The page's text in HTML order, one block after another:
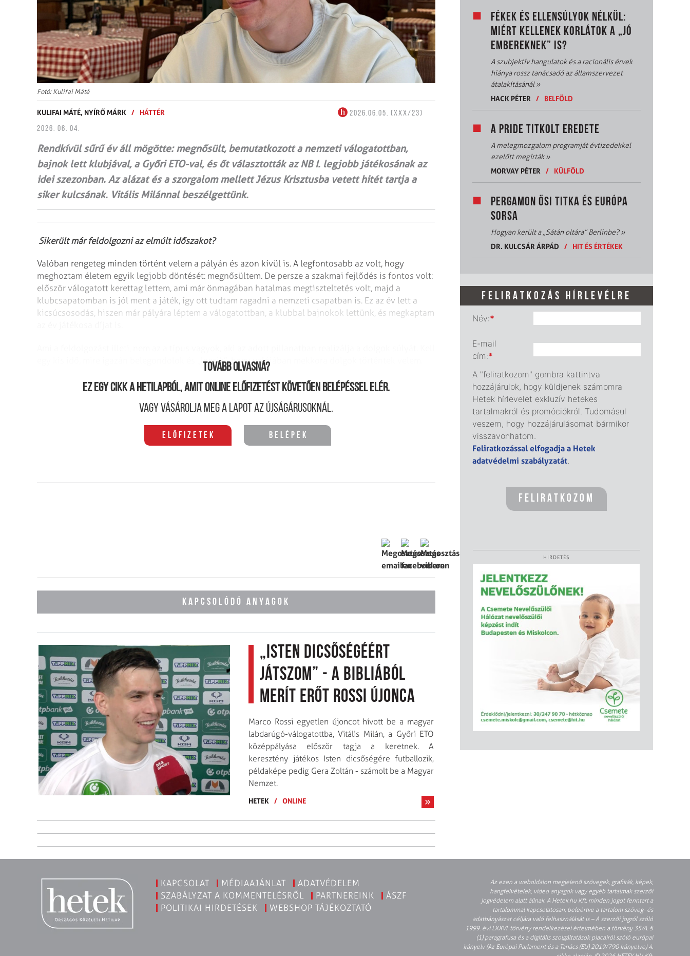
Fotó: Kulifai Máté
KULIFAI MÁTÉ, NYÍRŐ MÁRK / HÁTTÉR
2026.06.05. (XXX/23)
2026. 06. 04.
Rendkívül sűrű év áll mögötte: megnősült, bemutatkozott a nemzeti válogatottban,
bajnok lett klubjával, a Győri ETO-val, és őt választották az NB I. legjobb játékosának az
idei szezonban. Az alázat és a szorgalom mellett Jézus Krisztusba vetett hitét tartja a
siker kulcsának. Vitális Milánnal beszélgettünk.
Sikerült már feldolgozni az elmúlt időszakot?
Valóban rengeteg minden történt velem a pályán és azon kívül is. A legfontosabb az volt, hogy
meghoztam életem egyik legjobb döntését: megnősültem. De persze a szakmai fejlődés is fontos volt:
először válogatott kerettag lettem, ami már önmagában hatalmas megtiszteltetés volt, majd a
klubcsapatomban is jól ment a játék, így ott tudtam ragadni a nemzeti csapatban is. Ez az év lett a
kicsúcsosodás, hiszen már pályára léptem a válogatottban, a klubbal bajnokok lettünk, és megkaptam
egy kis idő, mire igazán belegondolok és „leesik”, hogy valójában mekkora dolgok történtek velem.
Tovább olvasná?
Ez egy cikk a hetilapból, amit online előfizetést követően belépéssel elér.
Vagy vásárolja meg a lapot az újságárusoknál.
Előfizetek Belépek
KAPCSOLÓDÓ ANYAGOK
„Isten dicsőségéért
játszom” - a Bibliából
merít erőt Rossi újonca
Marco Rossi egyetlen újoncot hívott be a magyar
labdarúgó-válogatottba, Vitális Milán, a Győri ETO
középpályása először tagja a keretnek. A
keresztény játékos Isten dicsőségére futballozik,
példaképe pedig Gera Zoltán - számolt be a Magyar
Nemzet.
HETEK / ONLINE
FÉKEK ÉS ELLENSÚLYOK NÉLKÜL:
MIÉRT KELLENEK KORLÁTOK A „JÓ
EMBEREKNEK” IS?
A szubjektív hangulatok és a racionális érvek
hiánya rossz tanácsadó az államszervezet
átalakításánál»
HACK PÉTER
/ BELFÖLD
A PRIDE TITKOLT EREDETE
A melegmozgalom programját évtizedekkel
ezelőtt megírták»
MORVAY PÉTER
/ KÜLFÖLD
PERGAMON ŐSI TITKA ÉS EURÓPA
SORSA
Hogyan került a „Sátán oltára” Berlinbe?»
DR. KULCSÁR ÁRPÁD
/ HIT ÉS ÉRTÉKEK
FELIRATKOZÁS HÍRLEVÉLRE
Név:*
E-mail
cím:*
A "feliratkozom" gombra kattintva
hozzájárulok, hogy küldjenek számomra
Hetek hírlevelet exkluzív hetekes
tartalmakról és promóciókról. Tudomásul
veszem, hogy hozzájárulásomat bármikor
visszavonhatom.
Feliratkozással elfogadja a Hetek
adatvédelmi szabályzatát.
HIRDETÉS
KAPCSOLAT MÉDIAAJÁNLAT
ADATVÉDELEM
SZABÁLYZAT A KOMMENTELÉSRŐL
PARTNEREINK
ÁSZF
POLITIKAI HIRDETÉSEK
WEBSHOP TÁJÉKOZTATÓ
Az ezen a weboldalon megjelenő szövegek, grafikák, képek,
hangfelvételek, video anyagok vagy egyéb tartalmak szerzői
jogvédelem alatt állnak. A Hetek.hu Kft. minden jogot fenntart a
tartalommal kapcsolatosan, beleértve a tartalom szöveg- és
adatbányászat céljára való felhasználását is – A szerzői jogról szóló
1999. évi LXXVI. törvény rendelkezései értelmében a törvény 35/A. §
(1) paragrafusa és a digitális szolgáltatások piacairól szóló európai
irányelv (Az Európai Parlament és a Tanács (EU) 2019/790 Irányelve) 4.